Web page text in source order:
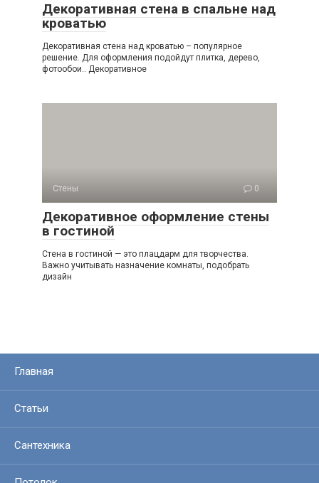
Декоративная стена в спальне над
кроватью
Декоративная стена над кроватью – популярное
решение. Для оформления подойдут плитка, дерево,
фотообои.. Декоративное
Стены 0
Декоративное оформление стены
в гостиной
Стена в гостиной — это плацдарм для творчества.
Важно учитывать назначение комнаты, подобрать
дизайн
Главная
Статьи
Сантехника